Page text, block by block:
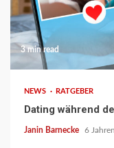
3 min read
NEWS RATGEBER
Dating während
Janin Barnecke 6